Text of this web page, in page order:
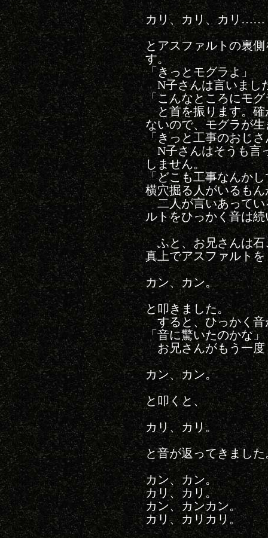
カリ、カリ、カリ……
とアスファルトの裏
す。
「きっとモグラよ」
N子さんは言いまし
「こんなところにモ
と首を振ります。確
ないので、モグラが
「きっと工事のおじさ
N子さんはそうも言
しません。
「どこも工事なんか
横穴掘る人がいるもん
二人が言いあってい
ルトをひっかく音は
ふと、お兄さんは石
真上でアスファルトを
カン、カン。
と叩きました。
すると、ひっかく音
「音に驚いたのかな」
お兄さんがもう一度
カン、カン。
と叩くと、
カリ、カリ。
と音が返ってきました
カン、カン。
カリ、カリ。
カン、カンカン。
カリ、カリカリ。